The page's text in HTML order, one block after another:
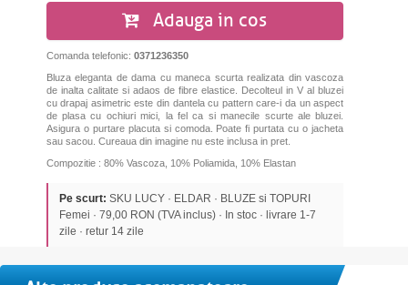
Adauga in cos
Comanda telefonic: 0371236350
Bluza eleganta de dama cu maneca scurta realizata din vascoza
de inalta calitate si adaos de fibre elastice. Decolteul in V al bluzei
cu drapaj asimetric este din dantela cu pattern care-i da un aspect
de plasa cu ochiuri mici, la fel ca si manecile scurte ale bluzei.
Asigura o purtare placuta si comoda. Poate fi purtata cu o jacheta
sau sacou. Cureaua din imagine nu este inclusa in pret.
Compozitie : 80% Vascoza, 10% Poliamida, 10% Elastan
Pe scurt: SKU LUCY · ELDAR · BLUZE si TOPURI
Femei · 79,00 RON (TVA inclus) · In stoc · livrare 1-7
zile · retur 14 zile